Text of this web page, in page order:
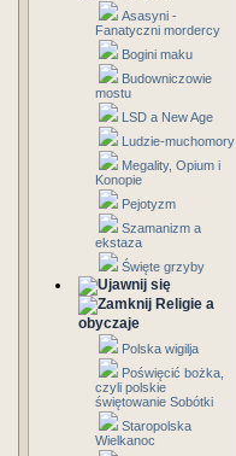
Asasyni -
Fanatyczni mordercy
Bogini maku
Budowniczowie
mostu
LSD a New Age
Ludzie-muchomory
Megality, Opium i
Konopie
Pejotyzm
Szamanizm a
ekstaza
Święte grzyby
Religie a
obyczaje
Polska wigilja
Poświęcić bożka,
czyli polskie
świętowanie Sobótki
Staropolska
Wielkanoc